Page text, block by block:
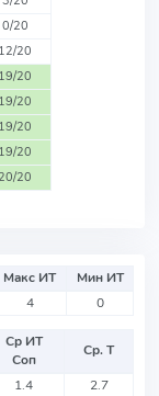
0/20
12/20
19/20
19/20
19/20
19/20
20
Макс ИТ
Мин ИТ
4 0
Ср ИТ
Соп
Ср. Т
1.4 2.7